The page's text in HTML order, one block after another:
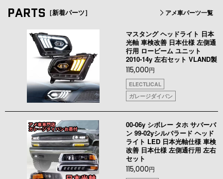
PARTS ［新着パーツ］ アメ車パーツ一覧
マスタング ヘッドライト 日本
光軸 車検改善 日本仕様 左側通
行用 ロービーム ユニット
2010-14y 左右セット VLAND製
115,000円
ELECTLICAL
ガレージダイバン
00-06y シボレー タホ サバーバ
ン 99-02yシルバラード ヘッド
ライト LED 日本光軸仕様 車検
改善 日本仕様 左側通行用 左右
セット
115,000円